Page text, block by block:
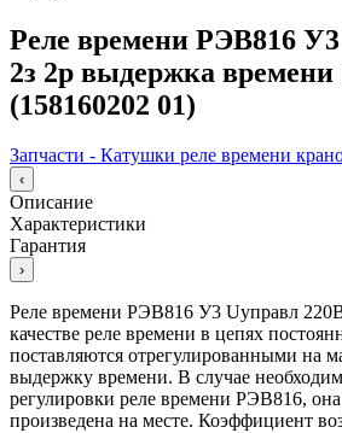
Реле времени РЭВ816
2з 2р выдержка времени
(158160202 01)
Запчасти - Катушки реле времени
‹
Описание
Характеристики
Гарантия
›
Реле времени РЭВ816 У3 Uуправл
качестве реле времени в цепях
поставляются отрегулированными на
выдержку времени. В случае
регулировки реле времени РЭВ816,
произведена на месте. Коэффициент